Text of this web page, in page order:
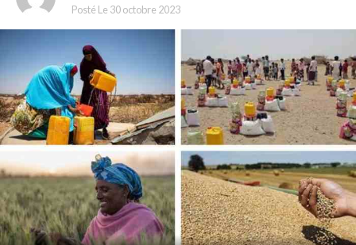
Posté Le 30 octobre 2023